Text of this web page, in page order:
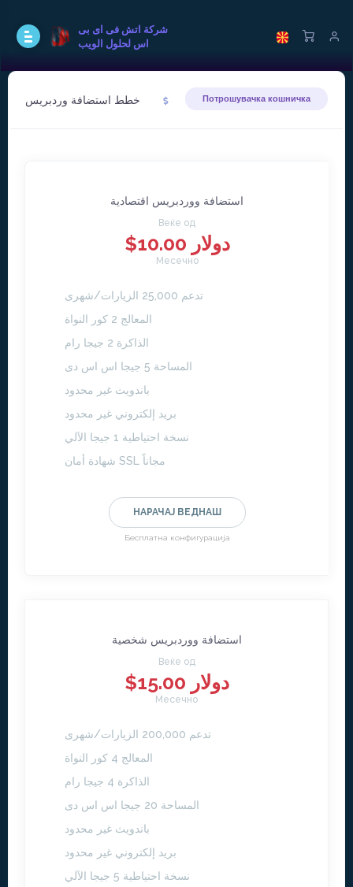
شركة اتش فى اى بى
اس لحلول الويب
خطط استضافة وردبريس Потрошувачка кошничка
استضافة ووردبريس اقتصادية
Веќе од
$10.00 دولار
Месечно
تدعم 25,000 الزيارات/شهرى
المعالج 2 كور النواة
الذاكرة 2 جيجا رام
المساحة 5 جيجا اس اس دى
باندويث غير محدود
بريد إلكتروني غير محدود
نسخة احتياطية 1 جيجا الآلي
شهادة أمان SSL مجاناً
НАРАЧАЈ ВЕДНАШ
Бесплатна конфигурација
استضافة ووردبريس شخصية
Веќе од
$15.00 دولار
Месечно
تدعم 200,000 الزيارات/شهرى
المعالج 4 كور النواة
الذاكرة 4 جيجا رام
المساحة 20 جيجا اس اس دى
باندويث غير محدود
بريد إلكتروني غير محدود
نسخة احتياطية 5 جيجا الآلي